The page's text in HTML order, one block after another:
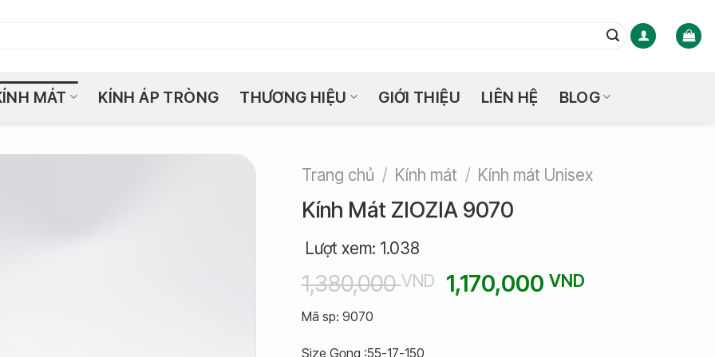
MÁT KÍNH ÁP TRÒNG THƯƠNG HIỆU GIỚI THIỆU LIÊN HỆ BLOG
Trang chủ / Kính mát / Kính mát Unisex
Kính Mát ZIOZIA 9070
Lượt xem: 1.038
1,380,000VND
Giá
gốc
1,170,000VND
Mã sp: 9070
Size Gọng :55-17-150